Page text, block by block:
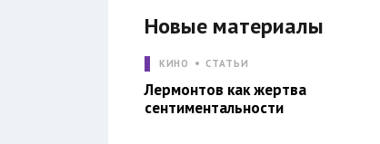
Новые материалы
КИНО СТАТЬИ
Лермонтов как жертва
сентиментальности